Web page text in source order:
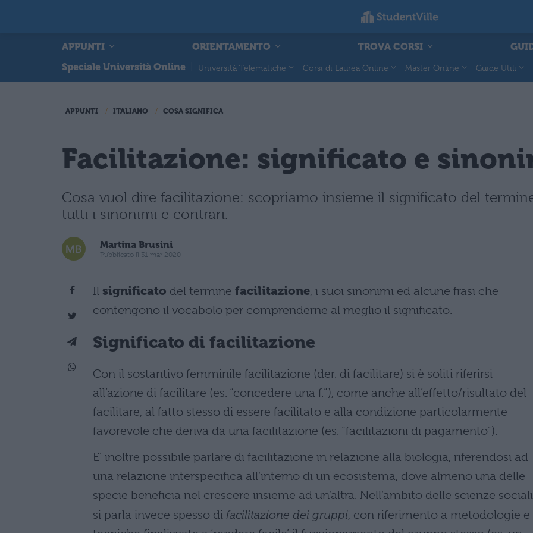
APPUNTI ORIENTAMENTO TROVA CORSI
Speciale Università Online
Università Telematiche Corsi di Laurea Online Master Online Guide Utili
APPUNTI ITALIANO COSA SIGNIFICA
Facilitazione: significato e
Cosa vuol dire facilitazione: scopriamo insieme il significato del
tutti i sinonimi e contrari.
Martina Brusini
Pubblicato il 31 mar 2020
Il significato del termine facilitazione, i suoi sinonimi ed alcune frasi che
contengono il vocabolo per comprenderne al meglio il significato.
Significato di facilitazione
Con il sostantivo femminile facilitazione (der. di facilitare) si è soliti riferirsi
all’azione di facilitare (es. “concedere una f.”), come anche all’effetto/risultato del
facilitare, al fatto stesso di essere facilitato e alla condizione particolarmente
favorevole che deriva da una facilitazione (es. “facilitazioni di pagamento”).
E’ inoltre possibile parlare di facilitazione in relazione alla biologia, riferendosi ad
una relazione interspecifica all’interno di un ecosistema, dove almeno una delle
specie beneficia nel crescere insieme ad un’altra. Nell’ambito delle scienze
si parla invece spesso di facilitazione dei gruppi, con riferimento a metodologie e